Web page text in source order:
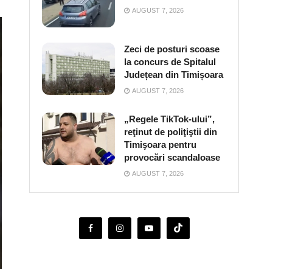
AUGUST 7, 2026
Zeci de posturi scoase
la concurs de Spitalul
Județean din Timișoara
AUGUST 7, 2026
„Regele TikTok-ului”,
reţinut de poliţiştii din
Timişoara pentru
provocări scandaloase
AUGUST 7, 2026